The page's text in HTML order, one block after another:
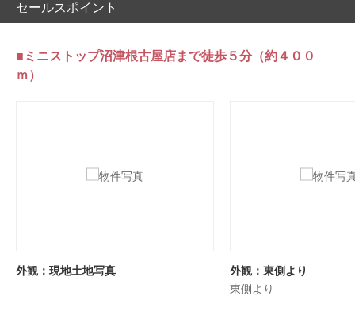
セールスポイント
■ミニストップ沼津根古屋店まで徒歩５分（約４００
ｍ）
外観：現地土地写真
外観：東側より
東側より